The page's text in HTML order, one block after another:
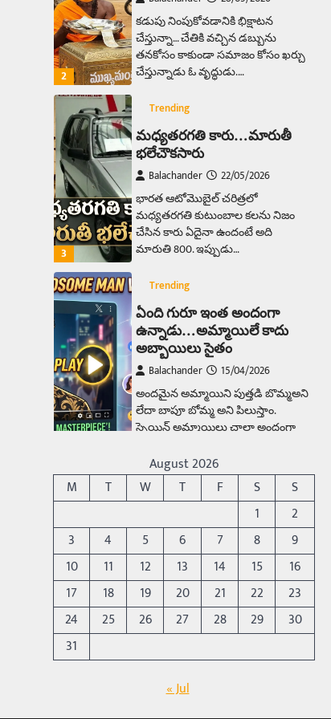
2
కడుపు నింపుకోవడానికి భిక్షాటన
చేస్తున్నా… చేతికి వచ్చిన డబ్బును
తనకోసం కాకుండా సమాజం కోసం ఖర్చు
చేస్తున్నాడు ఓ వృద్ధుడు.…
3
Trending
మధ్యతరగతి కారు…మారుతీ
భలేచౌకసారు
Balachander
22/05/2026
భారత ఆటోమొబైల్ చరిత్రలో
మధ్యతరగతి కుటుంబాల కలను నిజం
చేసిన కారు ఏదైనా ఉందంటే అది
మారుతి 800. ఇప్పుడు…
Trending
ఏంది గురూ ఇంత అందంగా
ఉన్నాడు…అమ్మాయిలే కాదు
అబ్బాయిలు సైతం
Balachander
15/04/2026
అందమైన అమ్మాయిని పుత్తడి బొమ్మఅని
లేదా బాపూ బోమ్మ అని పిలుస్తాం.
స్పెయిన్‌ అమ్మాయిలు చాలా అందంగా
5
Trending
రోడ్డుపై ఏరులై పారిన బీర్లు…
ఘాటుతో మండుతున్న నోర్లు
Balachander
15/04/2026
ఉత్తర ప్రదేశ్‌లోని ఝాన్సీ జిల్లాలో ఒక
వింతైన రోడ్డు ప్రమాదం చోటుచేసుకుంది.
ఝాన్సీ–కాన్పూర్ జాతీయ రహదారిపై
వేల సంఖ్యలో బీరు…
Trending
అక్కడ ఆదివారం బట్టలు
August 2026
M
T W T F S
S
1
2
3
4 5 6 7 8
9
10
11 12 13 14 15
16
17
18 19 20 21 22
23
24
25 26 27 28 29
30
31
« Jul